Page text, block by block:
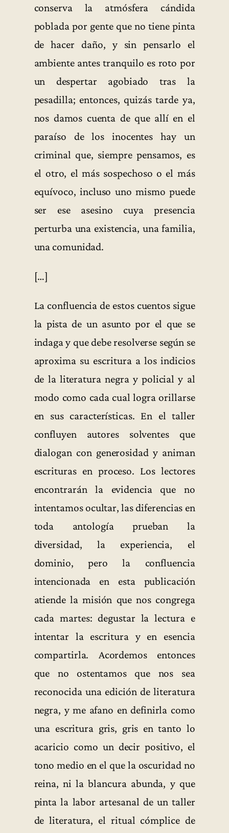
conserva la atmósfera cándida
poblada por gente que no tiene pinta
de hacer daño, y sin pensarlo el
ambiente antes tranquilo es roto por
un despertar agobiado tras la
pesadilla; entonces, quizás tarde ya,
nos damos cuenta de que allí en el
paraíso de los inocentes hay un
criminal que, siempre pensamos, es
el otro, el más sospechoso o el más
equívoco, incluso uno mismo puede
ser ese asesino cuya presencia
perturba una existencia, una familia,
una comunidad.
[…]
La confluencia de estos cuentos sigue
la pista de un asunto por el que se
indaga y que debe resolverse según se
aproxima su escritura a los indicios
de la literatura negra y policial y al
modo como cada cual logra orillarse
en sus características. En el taller
confluyen autores solventes que
dialogan con generosidad y animan
escrituras en proceso. Los lectores
encontrarán la evidencia que no
intentamos ocultar, las diferencias en
toda antología prueban la
diversidad, la experiencia, el
dominio, pero la confluencia
intencionada en esta publicación
atiende la misión que nos congrega
cada martes: degustar la lectura e
intentar la escritura y en esencia
compartirla. Acordemos entonces
que no ostentamos que nos sea
reconocida una edición de literatura
negra, y me afano en definirla como
una escritura gris, gris en tanto lo
acaricio como un decir positivo, el
tono medio en el que la oscuridad no
reina, ni la blancura abunda, y que
pinta la labor artesanal de un taller
de literatura, el ritual cómplice de